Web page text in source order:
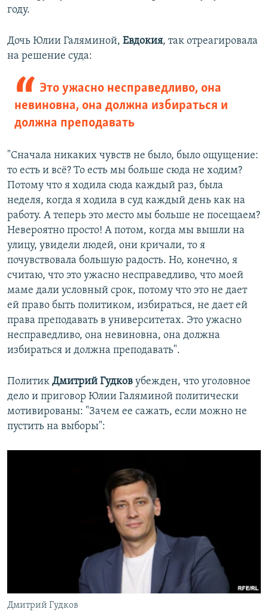
году.
Дочь Юлии Галяминой, Евдокия, так отреагировала
на решение суда:
Это ужасно несправедливо, она
невиновна, она должна избираться и
должна преподавать
"Сначала никаких чувств не было, было ощущение:
то есть и всё? То есть мы больше сюда не ходим?
Потому что я ходила сюда каждый раз, была
неделя, когда я ходила в суд каждый день как на
работу. А теперь это место мы больше не посещаем?
Невероятно просто! А потом, когда мы вышли на
улицу, увидели людей, они кричали, то я
почувствовала большую радость. Но, конечно, я
считаю, что это ужасно несправедливо, что моей
маме дали условный срок, потому что это не дает
ей право быть политиком, избираться, не дает ей
права преподавать в университетах. Это ужасно
несправедливо, она невиновна, она должна
избираться и должна преподавать".
Политик Дмитрий Гудков убежден, что уголовное
дело и приговор Юлии Галяминой политически
мотивированы: "Зачем ее сажать, если можно не
пустить на выборы":
Дмитрий Гудков